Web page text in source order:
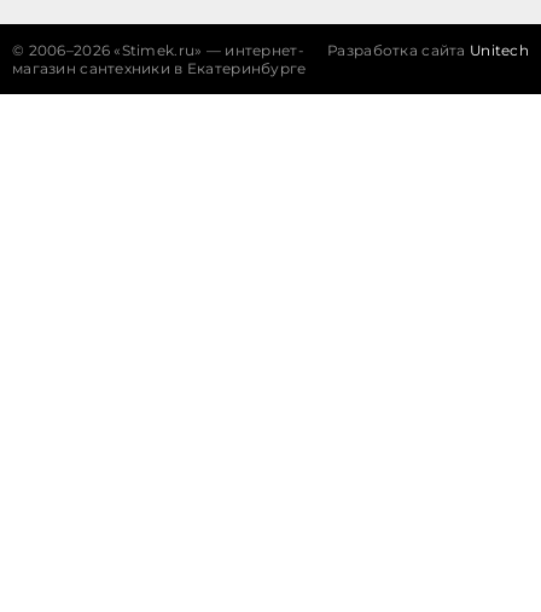
© 2006–2026 «Stimek.ru» — интернет-
магазин сантехники в Екатеринбурге
Разработка сайта Unitech